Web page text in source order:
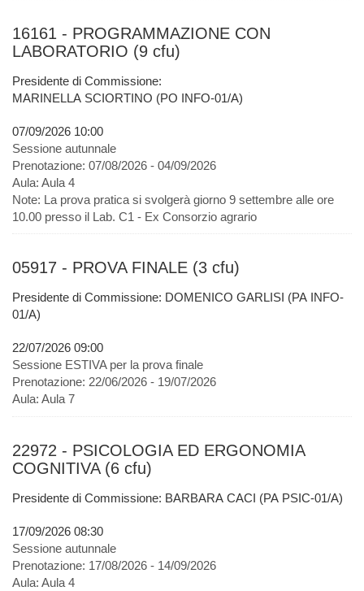
16161 - PROGRAMMAZIONE CON
LABORATORIO (9 cfu)
Presidente di Commissione:
MARINELLA SCIORTINO (PO INFO-01/A)
07/09/2026 10:00
Sessione autunnale
Prenotazione: 07/08/2026 - 04/09/2026
Aula: Aula 4
Note: La prova pratica si svolgerà giorno 9 settembre alle ore
10.00 presso il Lab. C1 - Ex Consorzio agrario
05917 - PROVA FINALE (3 cfu)
Presidente di Commissione: DOMENICO GARLISI (PA INFO-
01/A)
22/07/2026 09:00
Sessione ESTIVA per la prova finale
Prenotazione: 22/06/2026 - 19/07/2026
Aula: Aula 7
22972 - PSICOLOGIA ED ERGONOMIA
COGNITIVA (6 cfu)
Presidente di Commissione: BARBARA CACI (PA PSIC-01/A)
17/09/2026 08:30
Sessione autunnale
Prenotazione: 17/08/2026 - 14/09/2026
Aula: Aula 4